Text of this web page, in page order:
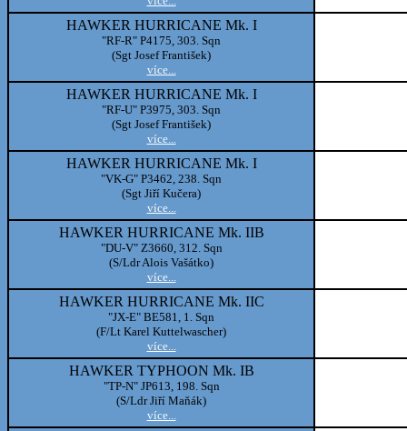
HAWKER HURRICANE Mk. I
"RF-R" P4175, 303. Sqn
(Sgt Josef František)
více...
HAWKER HURRICANE Mk. I
"RF-U" P3975, 303. Sqn
(Sgt Josef František)
více...
HAWKER HURRICANE Mk. I
"VK-G" P3462, 238. Sqn
(Sgt Jiří Kučera)
více...
HAWKER HURRICANE Mk. IIB
"DU-V" Z3660, 312. Sqn
(S/Ldr Alois Vašátko)
více...
HAWKER HURRICANE Mk. IIC
"JX-E" BE581, 1. Sqn
(F/Lt Karel Kuttelwascher)
více...
HAWKER TYPHOON Mk. IB
"TP-N" JP613, 198. Sqn
(S/Ldr Jiří Maňák)
více...